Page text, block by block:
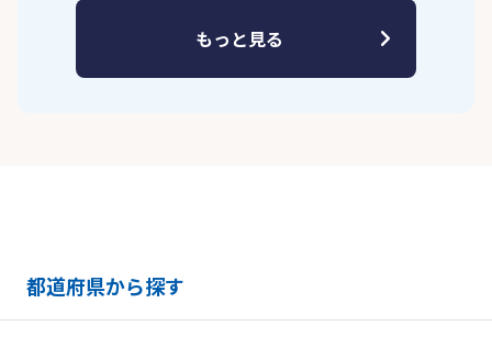
もっと見る
都道府県から探す